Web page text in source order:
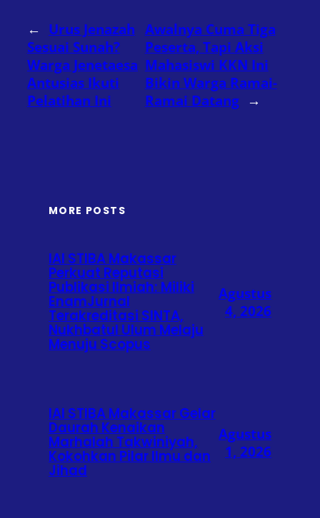
← Urus Jenazah
Sesuai Sunah?
Warga Jenetaesa
Antusias Ikuti
Pelatihan Ini
Awalnya Cuma Tiga
Peserta, Tapi Aksi
Mahasiswi KKN Ini
Bikin Warga Ramai-
Ramai Datang →
MORE POSTS
IAI STIBA Makassar
Perkuat Reputasi
Publikasi Ilmiah: Miliki
EnamJurnal
Terakreditasi SINTA,
Nukhbatul Ulum Melaju
Menuju Scopus
Agustus
4, 2026
IAI STIBA Makassar Gelar
Daurah Kenaikan
Marhalah Takwiniyah,
Kokohkan Pilar Ilmu dan
Jihad
Agustus
1, 2026